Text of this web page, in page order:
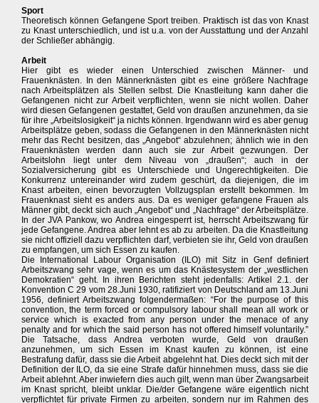
Sport
Theoretisch können Gefangene Sport treiben. Praktisch ist das von Knast
zu Knast unterschiedlich, und ist u.a. von der Ausstattung und der Anzahl
der Schließer abhängig.
Arbeit
Hier gibt es wieder einen Unterschied zwischen Männer- und
Frauenknästen. In den Männerknästen gibt es eine größere Nachfrage
nach Arbeitsplätzen als Stellen selbst. Die Knastleitung kann daher die
Gefangenen nicht zur Arbeit verpflichten, wenn sie nicht wollen. Daher
wird diesen Gefangenen gestattet, Geld von draußen anzunehmen, da sie
für ihre „Arbeitslosigkeit“ ja nichts können. Irgendwann wird es aber genug
Arbeitsplätze geben, sodass die Gefangenen in den Männerknästen nicht
mehr das Recht besitzen, das „Angebot“ abzulehnen; ähnlich wie in den
Frauenknästen werden dann auch sie zur Arbeit gezwungen. Der
Arbeitslohn liegt unter dem Niveau von „draußen“; auch in der
Sozialversicherung gibt es Unterschiede und Ungerechtigkeiten. Die
Konkurrenz untereinander wird zudem geschürt, da diejenigen, die im
Knast arbeiten, einen bevorzugten Vollzugsplan erstellt bekommen. Im
Frauenknast sieht es anders aus. Da es weniger gefangene Frauen als
Männer gibt, deckt sich auch „Angebot“ und „Nachfrage“ der Arbeitsplätze.
In der JVA Pankow, wo Andrea eingesperrt ist, herrscht Arbeitszwang für
jede Gefangene. Andrea aber lehnt es ab zu arbeiten. Da die Knastleitung
sie nicht offiziell dazu verpflichten darf, verbieten sie ihr, Geld von draußen
zu empfangen, um sich Essen zu kaufen.
Die International Labour Organisation (ILO) mit Sitz in Genf definiert
Arbeitszwang sehr vage, wenn es um das Knästesystem der „westlichen
Demokratien“ geht. In ihren Berichten steht jedenfalls: Artikel 2.1. der
Konvention C 29 vom 28.Juni 1930, ratifiziert von Deutschland am 13.Juni
1956, definiert Arbeitszwang folgendermaßen: “For the purpose of this
convention, the term forced or compulsory labour shall mean all work or
service which is exacted from any person under the menace of any
penalty and for which the said person has not offered himself voluntarily.”
Die Tatsache, dass Andrea verboten wurde, Geld von draußen
anzunehmen, um sich Essen im Knast kaufen zu können, ist eine
Bestrafung dafür, dass sie die Arbeit abgelehnt hat. Dies deckt sich mit der
Definition der ILO, da sie eine Strafe dafür hinnehmen muss, dass sie die
Arbeit ablehnt. Aber inwiefern dies auch gilt, wenn man über Zwangsarbeit
im Knast spricht, bleibt unklar. Die/der Gefangene wäre eigentlich nicht
verpflichtet für private Firmen zu arbeiten, sondern nur im Rahmen des